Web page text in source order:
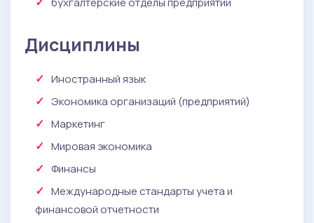
Дисциплины
Иностранный язык
Экономика организаций (предприятий)
Маркетинг
Мировая экономика
Финансы
Международные стандарты учета и
финансовой отчетности